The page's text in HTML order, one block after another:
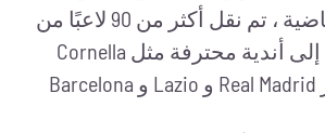
الخمس الماضية ، تم نقل أكثر من 90 لاعبًا من UE
Cornella إلى أندية محترفة مثل Arsenal و FC